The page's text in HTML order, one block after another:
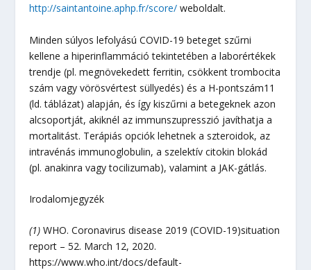
http://saintantoine.aphp.fr/score/ weboldalt.
Minden súlyos lefolyású COVID-19 beteget szűrni
kellene a hiperinflammáció tekintetében a laborértékek
trendje (pl. megnövekedett ferritin, csökkent trombocita
szám vagy vörösvértest süllyedés) és a H-pontszám11
(ld. táblázat) alapján, és így kiszűrni a betegeknek azon
alcsoportját, akiknél az immunszupresszió javíthatja a
mortalitást. Terápiás opciók lehetnek a szteroidok, az
intravénás immunoglobulin, a szelektív citokin blokád
(pl. anakinra vagy tocilizumab), valamint a JAK-gátlás.
Irodalomjegyzék
(1) WHO. Coronavirus disease 2019 (COVID-19)situation
report – 52. March 12, 2020.
https://www.who.int/docs/default-